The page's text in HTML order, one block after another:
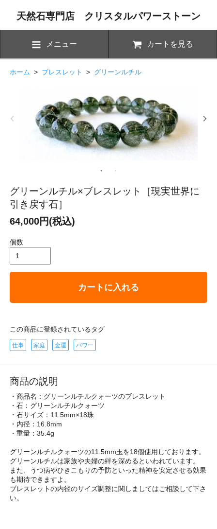
天然石専門店 クリスタルパワーストーン
メニュー カートを見る
ホーム > ブレスレット > グリーンルチル
グリーンルチル×ブレスレット［現実世界に
引き戻す石］
64,000円(税込)
個数
カートに入れる
この商品に登録されているタグ
仕事 家庭 金運 パワー
商品の説明
・商品名：グリーンルチルクォーツのブレスレット
・石：グリーンルチルクォーツ
・石サイズ：11.5mm×18珠
・内径：16.8mm
・重量：35.4g
グリーンルチルクォーツの11.5mm玉を18個使用しております。
グリーンルチルは家族や夫婦の絆を深めるといわれています。
また、うつ病やひきこもりの予防といった精神を安定させる効果
も期待できますよ。
ブレスレットの内径のサイズ調整に関しましてはご相談して下さ
い。